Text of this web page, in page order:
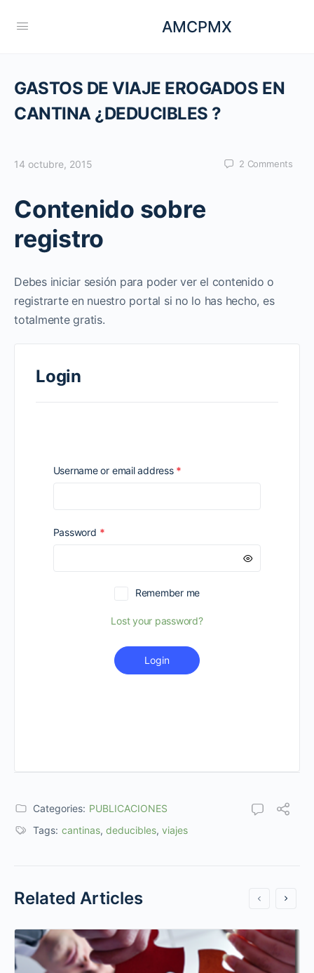
AMCPMX
GASTOS DE VIAJE EROGADOS EN
CANTINA ¿DEDUCIBLES ?
14 octubre, 2015 2 Comments
Contenido sobre
registro
Debes iniciar sesión para poder ver el contenido o
registrarte en nuestro portal si no lo has hecho, es
totalmente gratis.
Login
Username or email address *
Password *Required
Remember me
Lost your password?
Login
Categories: PUBLICACIONES
Tags: cantinas, deducibles, viajes
Related Articles